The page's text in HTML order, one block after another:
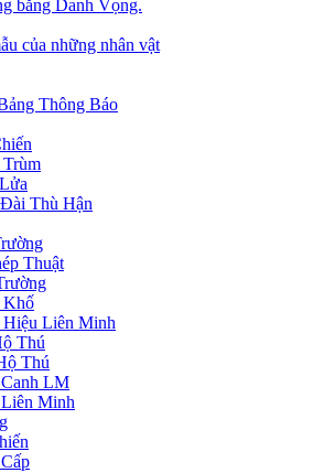
bằng Danh Vọng.
của những nhân vật
Thông Báo
Thù Hận
Thuật
Khố
Hiệu Liên Minh
Thú
Thú
LM
Liên Minh